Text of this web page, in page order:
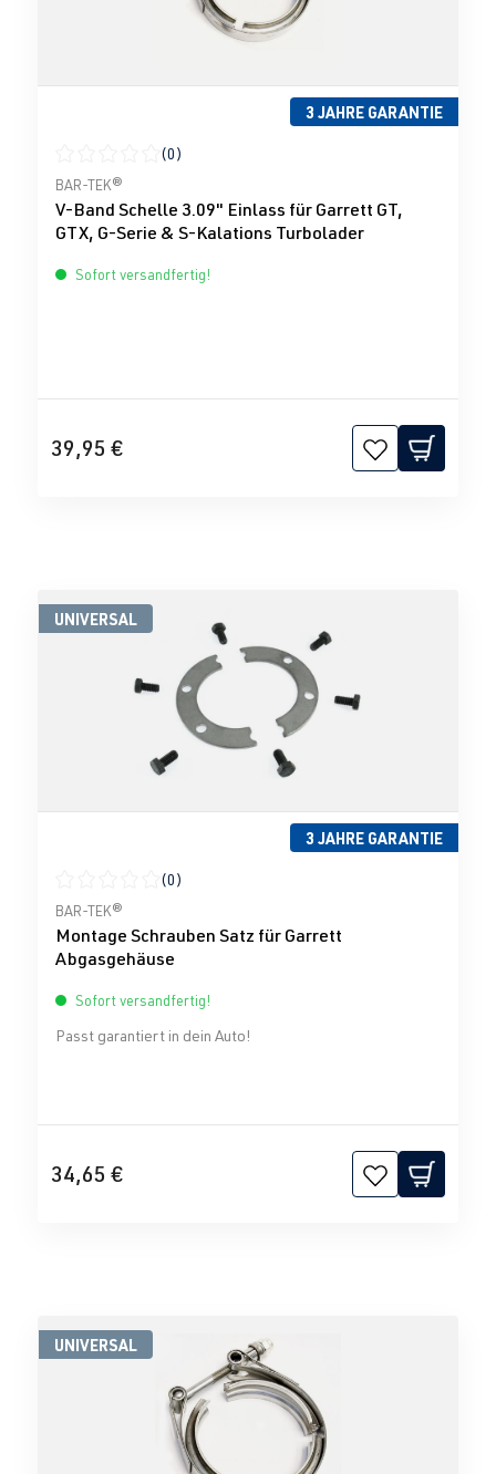
3 JAHRE GARANTIE
Durchschnittliche Bewertung von 0 von 5 Sternen
(0)
BAR-TEK®
V-Band Schelle 3.09" Einlass für Garrett GT,
GTX, G-Serie & S-Kalations Turbolader
Sofort versandfertig!
39,95 €
UNIVERSAL
3 JAHRE GARANTIE
Durchschnittliche Bewertung von 0 von 5 Sternen
(0)
BAR-TEK®
Montage Schrauben Satz für Garrett
Abgasgehäuse
Sofort versandfertig!
Passt garantiert in dein Auto!
34,65 €
UNIVERSAL